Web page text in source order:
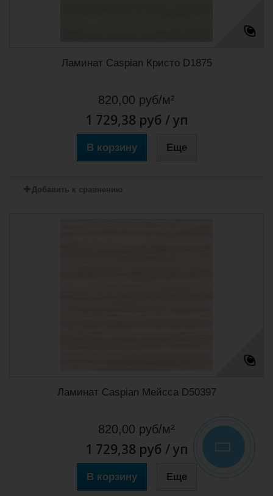
Ламинат Caspian Кристо D1875
820,00 руб/м²
1 729,38 руб / уп
В корзину Еще
Добавить к сравнению
Ламинат Caspian Мейсса D50397
820,00 руб/м²
1 729,38 руб / уп
В корзину Еще